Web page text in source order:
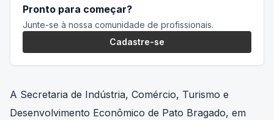
Pronto para começar?
Junte-se à nossa comunidade de profissionais.
Cadastre-se
A Secretaria de Indústria, Comércio, Turismo e
Desenvolvimento Econômico de Pato Bragado, em